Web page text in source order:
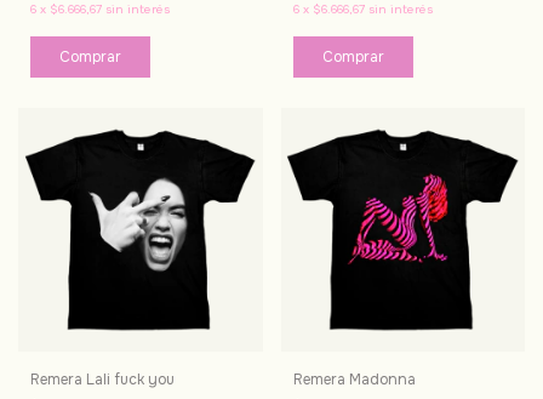
6 x $6.666,67 sin interés
Comprar
6 x $6.666,67 sin interés
Comprar
Remera Lali fuck you
Remera Madonna